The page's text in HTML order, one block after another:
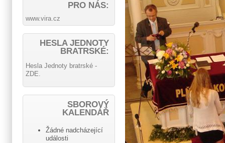
PRO NÁS:
www.vira.cz
HESLA JEDNOTY
BRATRSKÉ:
Hesla Jednoty bratrské -
ZDE.
SBOROVÝ
KALENDÁŘ
Žádné nadcházející
události